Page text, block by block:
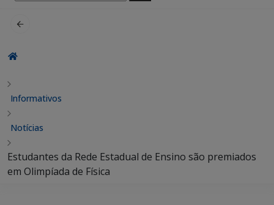
por:
Informativos
Notícias
Estudantes da Rede Estadual de Ensino são premiados
em Olimpíada de Física